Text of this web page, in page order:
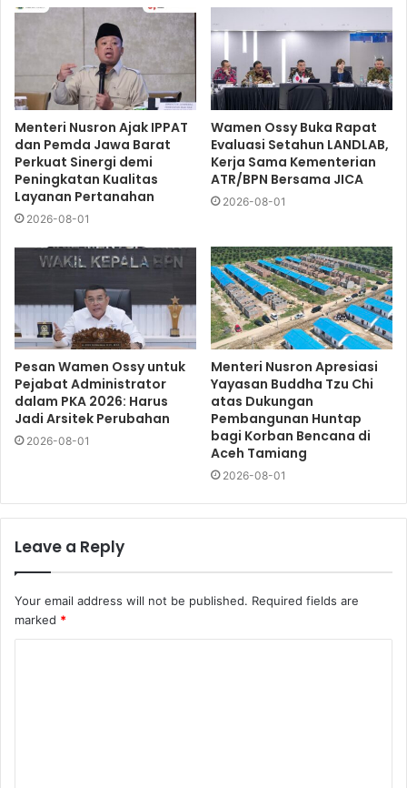
Menteri Nusron Ajak IPPAT
dan Pemda Jawa Barat
Perkuat Sinergi demi
Peningkatan Kualitas
Layanan Pertanahan
2026-08-01
Wamen Ossy Buka Rapat
Evaluasi Setahun LANDLAB,
Kerja Sama Kementerian
ATR/BPN Bersama JICA
2026-08-01
Pesan Wamen Ossy untuk
Pejabat Administrator
dalam PKA 2026: Harus
Jadi Arsitek Perubahan
2026-08-01
Menteri Nusron Apresiasi
Yayasan Buddha Tzu Chi
atas Dukungan
Pembangunan Huntap
bagi Korban Bencana di
Aceh Tamiang
2026-08-01
Leave a Reply
Your email address will not be published. Required fields are
marked *